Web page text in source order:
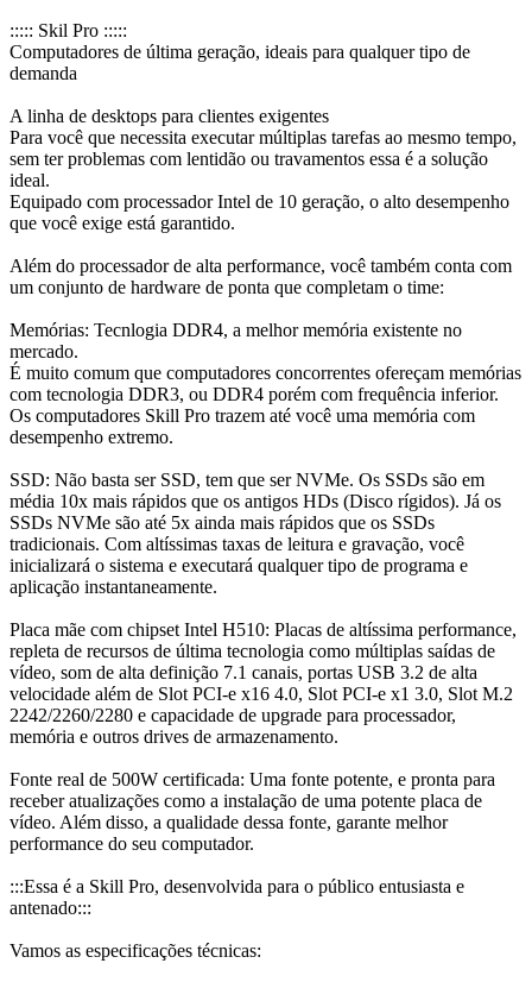
::::: Skil Pro :::::
Computadores de última geração, ideais para qualquer tipo de
demanda
A linha de desktops para clientes exigentes
Para você que necessita executar múltiplas tarefas ao mesmo tempo,
sem ter problemas com lentidão ou travamentos essa é a solução
ideal.
Equipado com processador Intel de 10 geração, o alto desempenho
que você exige está garantido.
Além do processador de alta performance, você também conta com
um conjunto de hardware de ponta que completam o time:
Memórias: Tecnlogia DDR4, a melhor memória existente no
mercado.
É muito comum que computadores concorrentes ofereçam memórias
com tecnologia DDR3, ou DDR4 porém com frequência inferior.
Os computadores Skill Pro trazem até você uma memória com
desempenho extremo.
SSD: Não basta ser SSD, tem que ser NVMe. Os SSDs são em
média 10x mais rápidos que os antigos HDs (Disco rígidos). Já os
SSDs NVMe são até 5x ainda mais rápidos que os SSDs
tradicionais. Com altíssimas taxas de leitura e gravação, você
inicializará o sistema e executará qualquer tipo de programa e
aplicação instantaneamente.
Placa mãe com chipset Intel H510: Placas de altíssima performance,
repleta de recursos de última tecnologia como múltiplas saídas de
vídeo, som de alta definição 7.1 canais, portas USB 3.2 de alta
velocidade além de Slot PCI-e x16 4.0, Slot PCI-e x1 3.0, Slot M.2
2242/2260/2280 e capacidade de upgrade para processador,
memória e outros drives de armazenamento.
Fonte real de 500W certificada: Uma fonte potente, e pronta para
receber atualizações como a instalação de uma potente placa de
vídeo. Além disso, a qualidade dessa fonte, garante melhor
performance do seu computador.
:::Essa é a Skill Pro, desenvolvida para o público entusiasta e
antenado:::
Vamos as especificações técnicas: